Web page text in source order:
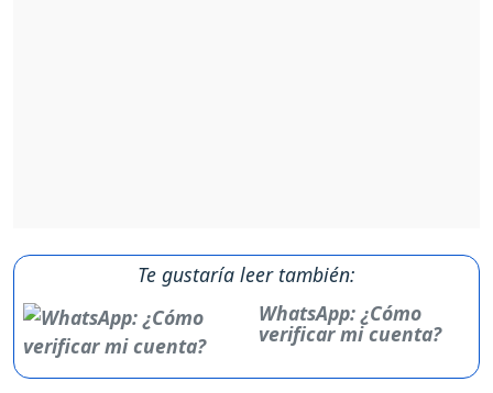
Te gustaría leer también:
WhatsApp: ¿Cómo
verificar mi cuenta?